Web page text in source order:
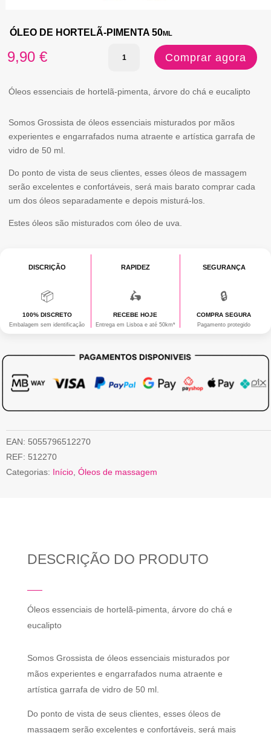
ÓLEO DE HORTELÃ-PIMENTA 50ml
9,90 €
Quantidade
ÓLEO
50ml
Comprar agora
Óleos essenciais de hortelã-pimenta, árvore do chá e eucalipto
Somos Grossista de óleos essenciais misturados por mãos
experientes e engarrafados numa atraente e artística garrafa de
vidro de 50 ml.
Do ponto de vista de seus clientes, esses óleos de massagem
serão excelentes e confortáveis, será mais barato comprar cada
um dos óleos separadamente e depois misturá-los.
Estes óleos são misturados com óleo de uva.
DISCRIÇÃO
📦
100% DISCRETO
Embalagem sem identificação
RAPIDEZ
🛵
RECEBE HOJE
Entrega em Lisboa e até 50km*
SEGURANÇA
🔒
COMPRA SEGURA
Pagamento protegido
EAN: 5055796512270
REF: 512270
Categorias: Início Óleos de massagem
DESCRIÇÃO DO PRODUTO
Óleos essenciais de hortelã-pimenta, árvore do chá e
eucalipto
Somos Grossista de óleos essenciais misturados por
mãos experientes e engarrafados numa atraente e
artística garrafa de vidro de 50 ml.
Do ponto de vista de seus clientes, esses óleos de
massagem serão excelentes e confortáveis, será mais